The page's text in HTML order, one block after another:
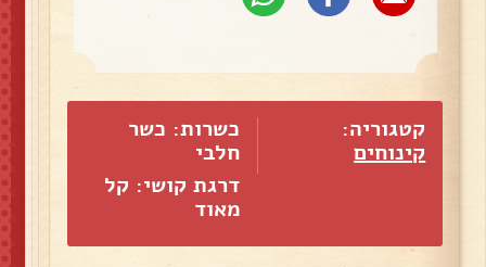
קטגוריה:
קינוחים
כשרות: כשר
חלבי
דרגת קושי: קל
מאוד